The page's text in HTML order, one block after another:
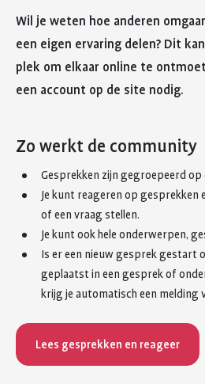
Wil je weten hoe anderen
een eigen ervaring delen? Dit
plek om elkaar online te
een account op de site nodig.
Zo werkt de community
Gesprekken zijn gegroepeerd
Je kunt reageren op gesprekken
of een vraag stellen.
Je kunt ook hele onderwerpen,
Is er een nieuw gesprek gestart
geplaatst in een gesprek of
krijg je automatisch een melding
Lees gesprekken en reageer